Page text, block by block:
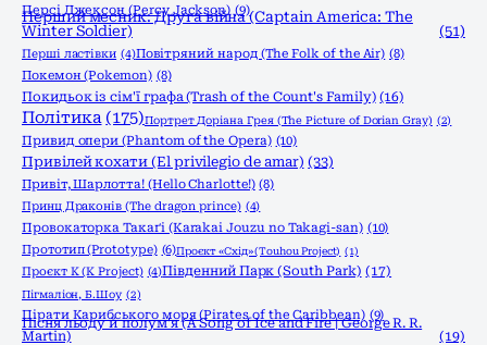
Персі Джексон (Percy Jackson) (9)
Перший месник: Друга війна (Captain America: The
Winter Soldier)
(51)
Перші ластівки (4)Повітряний народ (The Folk of the Air) (8)
Покемон (Pokemon) (8)
Покидьок із сім'ї графа (Trash of the Count's Family) (16)
Політика (175)Портрет Доріана Грея (The Picture of Dorian Gray) (2)
Привид опери (Phantom of the Opera) (10)
Привілей кохати (El privilegio de amar) (33)
Привіт, Шарлотта! (Hello Charlotte!) (8)
Принц Драконів (The dragon prince) (4)
Провокаторка Такаґі (Karakai Jouzu no Takagi-san) (10)
Прототип (Prototype) (6)Проєкт «Схід» (Touhou Project) (1)
Проєкт К (K Project) (4)Південний Парк (South Park) (17)
Пігмаліон, Б.Шоу (2)
Пірати Карибського моря (Pirates of the Caribbean) (9)
Пісня льоду й полум'я (A Song of Ice and Fire | George R. R.
Martin)
(19)